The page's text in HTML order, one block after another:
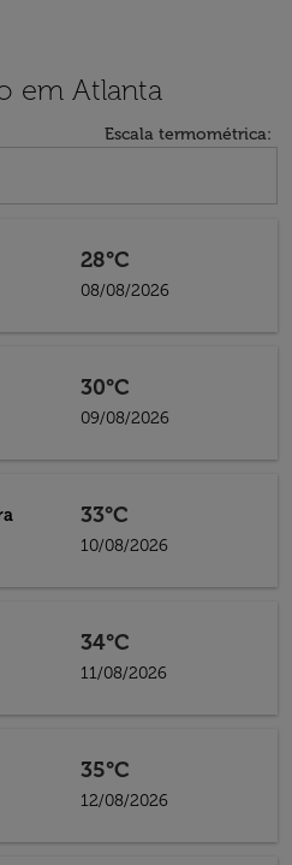
em Atlanta
Escala termométrica:
28°C
08/08/2026
30°C
09/08/2026
33°C
10/08/2026
34°C
11/08/2026
35°C
12/08/2026